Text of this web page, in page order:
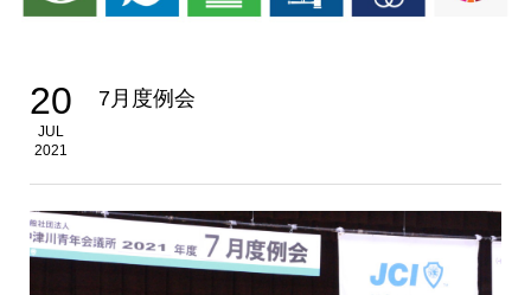
20
JUL
2021
7月度例会